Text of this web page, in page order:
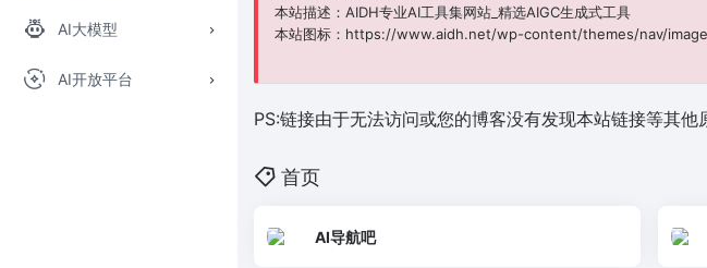
AI大模型
AI开放平台
本站描述：AIDH专业AI工具集网站_精选AIGC生成式工具
本站图标：https://www.aidh.net/wp-content/themes/nav/
PS:链接由于无法访问或您的博客没有发现本站链接等其
首页
AI导航吧